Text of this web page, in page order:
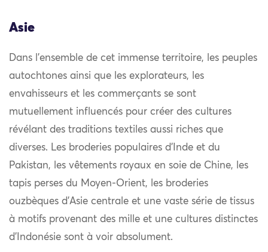
Asie
Dans l’ensemble de cet immense territoire, les peuples
autochtones ainsi que les explorateurs, les
envahisseurs et les commerçants se sont
mutuellement influencés pour créer des cultures
révélant des traditions textiles aussi riches que
diverses. Les broderies populaires d’Inde et du
Pakistan, les vêtements royaux en soie de Chine, les
tapis perses du Moyen-Orient, les broderies
ouzbèques d’Asie centrale et une vaste série de tissus
à motifs provenant des mille et une cultures distinctes
d’Indonésie sont à voir absolument.